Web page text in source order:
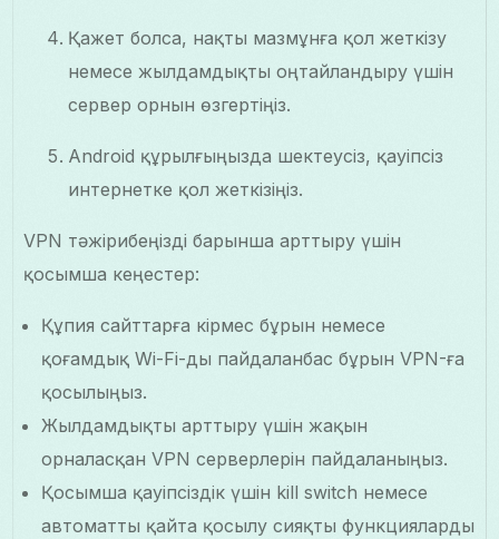
Қажет болса, нақты мазмұнға қол жеткізу
немесе жылдамдықты оңтайландыру үшін
сервер орнын өзгертіңіз.
Android құрылғыңызда шектеусіз, қауіпсіз
интернетке қол жеткізіңіз.
VPN тәжірибеңізді барынша арттыру үшін
қосымша кеңестер:
Құпия сайттарға кірмес бұрын немесе
қоғамдық Wi-Fi-ды пайдаланбас бұрын VPN-ға
қосылыңыз.
Жылдамдықты арттыру үшін жақын
орналасқан VPN серверлерін пайдаланыңыз.
Қосымша қауіпсіздік үшін kill switch немесе
автоматты қайта қосылу сияқты функцияларды